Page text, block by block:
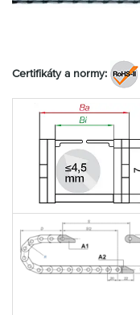
Certifikáty a normy: